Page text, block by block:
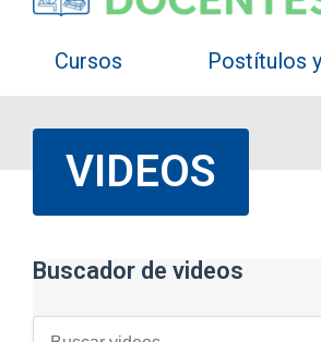
Cursos Postítulos
VIDEOS
Buscador de videos